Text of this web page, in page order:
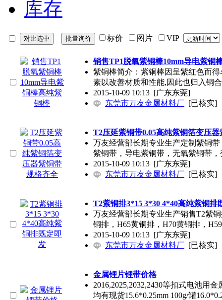
库存
标价 图片 VIP
销售TP1脱氧紫铜棒10mm导电紫铜
紫铜棒简介：紫铜棒因呈紫红色而
素以改善材质和性能,因此也归入铜
2015-10-09 10:13 [广东东莞]
东莞市万友金属材料厂 [已核实]
T2压延紫铜带0.05高纯紫铜箔变压
万友经营部长期专业生产定制紫铜
紫铜带，导电紫铜带，无氧紫铜带，
2015-10-09 10:13 [广东东莞]
东莞市万友金属材料厂 [已核实]
T2紫铜排3*15 3*30 4*40高纯紫铜排
万友经营部长期专业生产销售T2紫
铜排，H65黄铜排，H70黄铜排，
2015-10-09 10:13 [广东东莞]
东莞市万友金属材料厂 [已核实]
金属锂片锂带价格
2016,2025,2032,2430等扣式电池用
均有现货15.6*0.25mm 100g/罐